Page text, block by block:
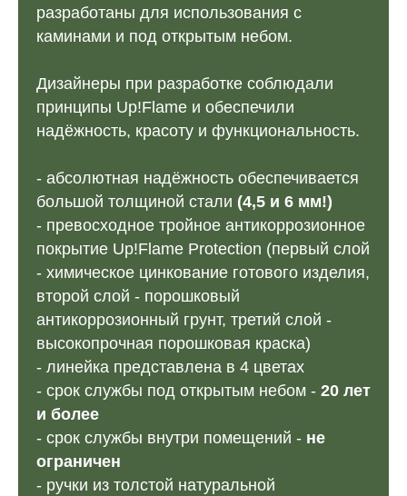
разработаны для использования с
каминами и под открытым небом.
Дизайнеры при разработке соблюдали
принципы Up!Flame и обеспечили
надёжность, красоту и функциональность.
- абсолютная надёжность обеспечивается
большой толщиной стали (4,5 и 6 мм!)
- превосходное тройное антикоррозионное
покрытие Up!Flame Protection (первый слой
- химическое цинкование готового изделия,
второй слой - порошковый
антикоррозионный грунт, третий слой -
высокопрочная порошковая краска)
- линейка представлена в 4 цветах
- срок службы под открытым небом - 20 лет
и более
- срок службы внутри помещений - не
ограничен
- ручки из толстой натуральной